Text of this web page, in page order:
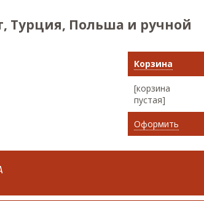
Турция, Польша и ручной
Корзина
[корзина
пустая]
Оформить